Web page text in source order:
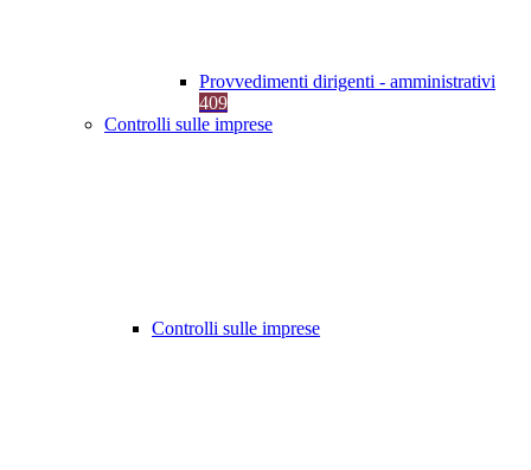
Provvedimenti dirigenti - amministrativi
409
Controlli sulle imprese
Controlli sulle imprese